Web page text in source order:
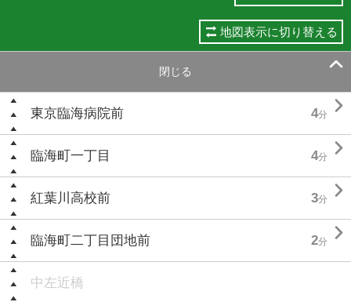
地図表示に切り替える
閉じる 
東京臨海病院前 4分 
臨海町一丁目 4分 
紅葉川高校前 3分 
臨海町二丁目団地前 2分 
中左近橋